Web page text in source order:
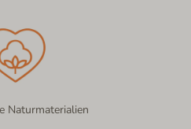
Naturmaterialien